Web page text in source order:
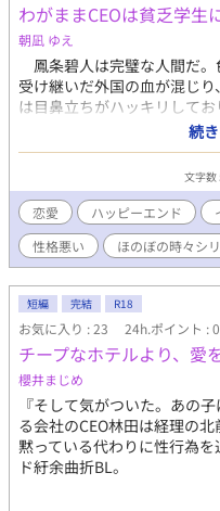
わがままCEOは貧乏学生
朝凪 ゆえ
鳳条碧人は完璧な人間だ
受け継いだ外国の血が混じ
は目鼻立ちがハッキリして
せる魅力の持ち主。唯一の
女ともに食い散らかす素行
分大好き人間。 碧人にと
ための道具。欲求を満たせ
貧乏学生に恋したらしい。
ンジしたものになります。
続
文字
恋愛 ハッピーエンド
性格悪い
ほのぼの時々シ
短編 完結 R18
お気に入り : 23 24h.ポイント : 0
チープなホテルより、
櫻井まじめ
『そして気がついた。あの
る会社のCEO林田は経理の
黙っている代わりに性行為
ド紆余曲折BL。